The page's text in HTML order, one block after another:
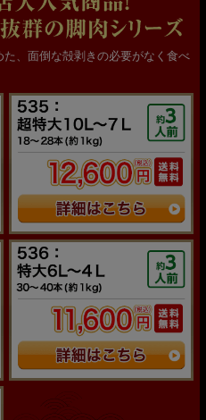
、面倒な殻剥きの必要がなく食べ